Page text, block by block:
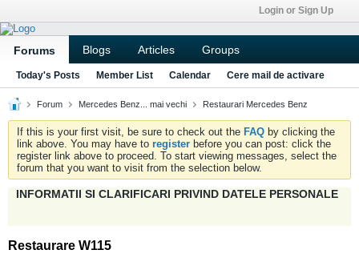
Login or Sign Up
Forums Blogs Articles Groups
Today's Posts Member List Calendar Cere mail de activare
Forum Mercedes Benz... mai vechi Restaurari Mercedes Benz
If this is your first visit, be sure to check out the FAQ by clicking the
link above. You may have to register before you can post: click the
register link above to proceed. To start viewing messages, select the
forum that you want to visit from the selection below.
INFORMATII SI CLARIFICARI PRIVIND DATELE PERSONALE
Restaurare W115